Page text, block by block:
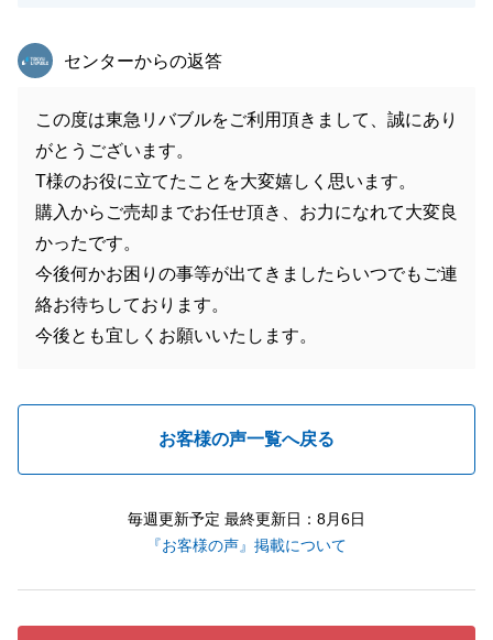
東急リバブル
センターからの返答
この度は東急リバブルをご利用頂きまして、誠にあり
がとうございます。
T様のお役に立てたことを大変嬉しく思います。
購入からご売却までお任せ頂き、お力になれて大変良
かったです。
今後何かお困りの事等が出てきましたらいつでもご連
絡お待ちしております。
今後とも宜しくお願いいたします。
お客様の声一覧へ戻る
毎週更新予定 最終更新日：8月6日
『お客様の声』掲載について